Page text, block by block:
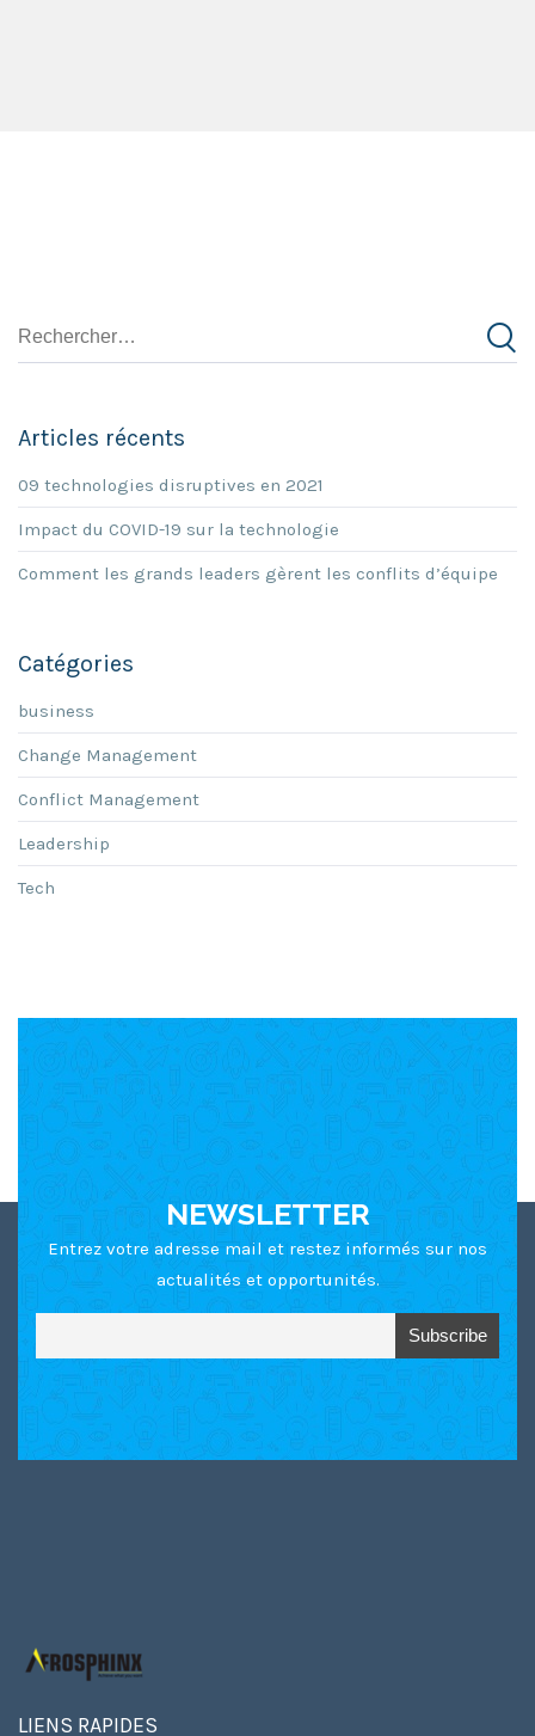
Articles récents
09 technologies disruptives en 2021
Impact du COVID-19 sur la technologie
Comment les grands leaders gèrent les conflits d’équipe
Catégories
business
Change Management
Conflict Management
Leadership
Tech
NEWSLETTER
Entrez votre adresse mail et restez informés sur nos
actualités et opportunités.
LIENS RAPIDES